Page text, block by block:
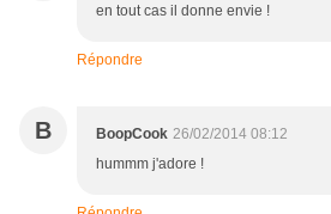
en tout cas il donne envie !
Répondre
B BoopCook 26/02/2014 08:12
hummm j'adore !